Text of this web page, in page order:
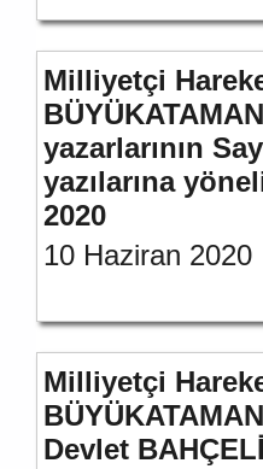
Milliyetçi
yazarlarının
yazılarına
2020
10 Haziran 2020
Milliyetçi
Devlet